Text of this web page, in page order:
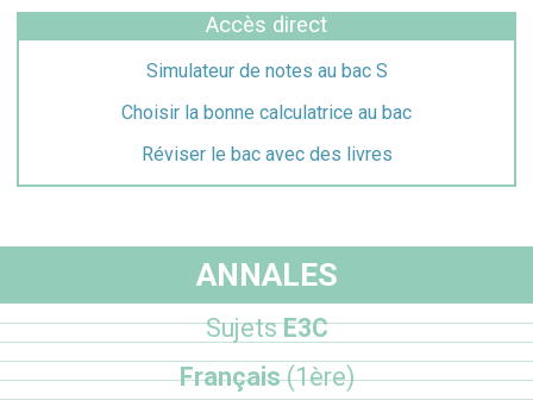
Accès direct
Simulateur de notes au bac S
Choisir la bonne calculatrice au bac
Réviser le bac avec des livres
ANNALES
SujetsE3C
Français(1ère)